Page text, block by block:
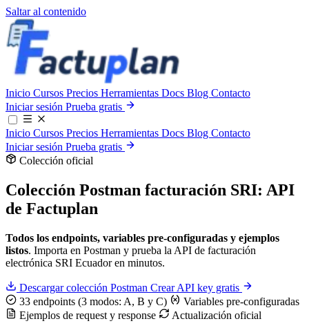
Saltar al contenido
Inicio Cursos Precios Herramientas Docs Blog Contacto
Iniciar sesión Prueba gratis
Inicio Cursos Precios Herramientas Docs Blog Contacto
Iniciar sesión Prueba gratis
Colección oficial
Colección Postman facturación SRI: API
de Factuplan
Todos los endpoints, variables pre-configuradas y ejemplos
listos. Importa en Postman y prueba la API de facturación
electrónica SRI Ecuador en minutos.
Descargar colección Postman Crear API key gratis
33 endpoints (3 modos: A, B y C)
Variables pre-configuradas
Ejemplos de request y response
Actualización oficial